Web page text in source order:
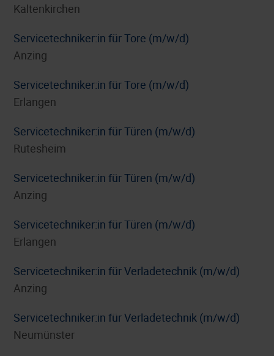
Kaltenkirchen
Servicetechniker:in für Tore (m/w/d)
Anzing
Servicetechniker:in für Tore (m/w/d)
Erlangen
Servicetechniker:in für Türen (m/w/d)
Rutesheim
Servicetechniker:in für Türen (m/w/d)
Anzing
Servicetechniker:in für Türen (m/w/d)
Erlangen
Servicetechniker:in für Verladetechnik (m/w/d)
Anzing
Servicetechniker:in für Verladetechnik (m/w/d)
Neumünster